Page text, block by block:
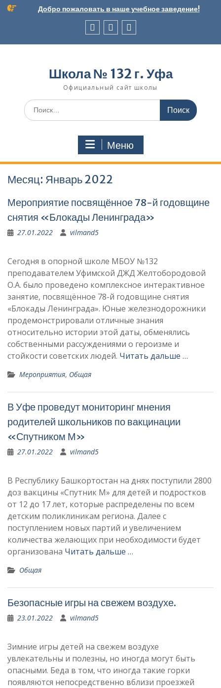
Перейти
Добро пожаловать в наше учебное заведение!
Школа № 132 г. Уфа
Официальный сайт школы
Поиск
по:
Меню
Месяц: Январь 2022
Мероприятие посвящённое 78-й годовщине
снятия «Блокады Ленинграда»
27.01.2022 vilmand5
Сегодня в опорной школе МБОУ №132
преподавателем Уфимской ДЖД Желтобородовой
О.А. было проведено комплексное интерактивное
занятие, посвящённое 78-й годовщине снятия
«Блокады Ленинграда». Юные железнодорожники
продемонстрировали отличные знания
относительно истории этой даты, обменялись
собственными рассуждениями о героизме и
стойкости советских людей. Читать дальше …
Мероприятия, Общая
В Уфе проведут мониторинг мнения
родителей школьников по вакцинации
«Спутником М»
27.01.2022 vilmand5
В Республику Башкортостан на днях поступили 2800
доз вакцины «Спутник М» для детей и подростков
от 12 до 17 лет, которые распределены по всем
детским поликлиникам региона. Далее с
поступлением новых партий и увеличением
количества желающих при необходимости будет
организована Читать дальше …
Общая
Безопасные игры на свежем воздухе.
23.01.2022 vilmand5
Зимние игры детей на свежем воздухе
увлекательны и полезны, но иногда могут быть
опасными. Беда в том, что иногда такие горки
появляются непосредственно вблизи проезжей